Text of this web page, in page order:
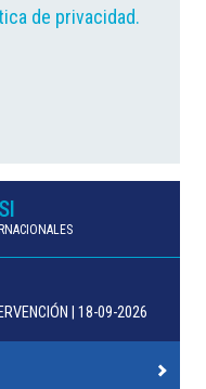
de privacidad.
| 18-09-2026